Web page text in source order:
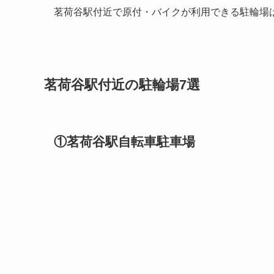
茗荷谷駅付近で原付・バイクが利用できる駐輪場
茗荷谷駅付近の駐輪場7選
①茗荷谷駅自転車駐車場